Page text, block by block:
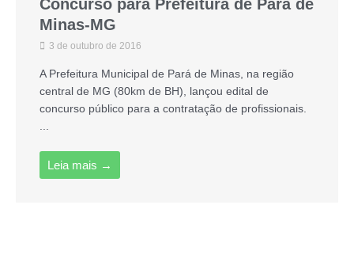
Concurso para Prefeitura de Pará de
Minas-MG
3 de outubro de 2016
A Prefeitura Municipal de Pará de Minas, na região
central de MG (80km de BH), lançou edital de
concurso público para a contratação de profissionais.
...
Leia mais →